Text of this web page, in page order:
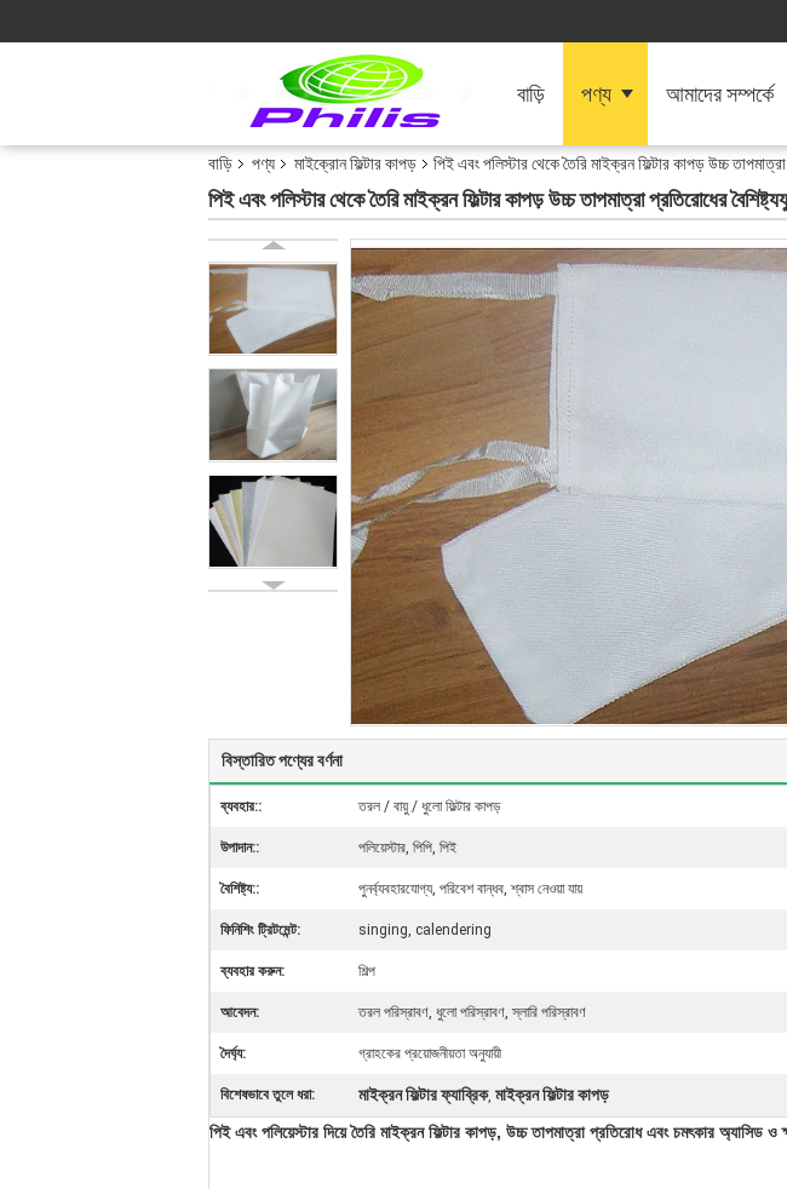
বাড়ি পণ্য আমাদের সম্পর্কে
বাড়ি পণ্য মাইক্রোন ফিল্টার কাপড় পিই এবং পলিস্টার থেকে তৈরি মাইক্রন ফিল্টার কাপড় উচ্চ
পিই এবং পলিস্টার থেকে তৈরি মাইক্রন ফিল্টার কাপড় উচ্চ তাপমাত্রা প্রতিরোধের
বিস্তারিত পণ্যের বর্ণনা
ব্যবহার:: তরল / বায়ু / ধুলো ফিল্টার কাপড়
উপাদান:: পলিয়েস্টার, পিপি, পিই
বৈশিষ্ট্য:: পুনর্ব্যবহারযোগ্য, পরিবেশ বান্ধব, শ্বাস নেওয়া যায়
ফিনিশিং ট্রিটমেন্ট: singing, calendering
ব্যবহার করুন: শিল্প
আবেদন: তরল পরিস্রাবণ, ধুলো পরিস্রাবণ, স্লারি পরিস্রাবণ
দৈর্ঘ্য: গ্রাহকের প্রয়োজনীয়তা অনুযায়ী
বিশেষভাবে তুলে ধরা: মাইক্রন ফিল্টার ফ্যাব্রিক, মাইক্রন ফিল্টার কাপড়
পিই এবং পলিয়েস্টার দিয়ে তৈরি মাইক্রন ফিল্টার কাপড়, উচ্চ তাপমাত্রা প্রতিরোধ এবং চমৎকার অ্যাসিড ও